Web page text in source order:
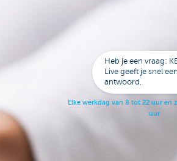
Heb je een vraag:
Live geeft je snel een
antwoord.
Elke werkdag van 8 tot 22 uur en z
uur.